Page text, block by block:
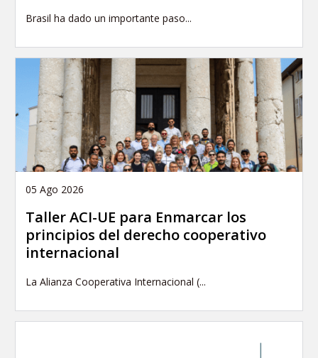
Brasil ha dado un importante paso...
05 Ago 2026
Taller ACI-UE para Enmarcar los
principios del derecho cooperativo
internacional
La Alianza Cooperativa Internacional (...